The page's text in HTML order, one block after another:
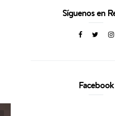
Síguenos en
Facebook